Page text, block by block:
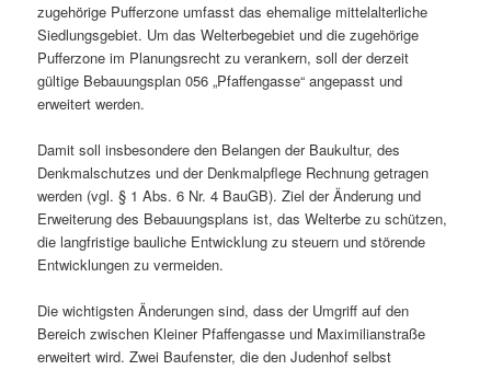
zugehörige Pufferzone umfasst das ehemalige mittelalterliche
Siedlungsgebiet. Um das Welterbegebiet und die zugehörige
Pufferzone im Planungsrecht zu verankern, soll der derzeit
gültige Bebauungsplan 056 „Pfaffengasse“ angepasst und
erweitert werden.
Damit soll insbesondere den Belangen der Baukultur, des
Denkmalschutzes und der Denkmalpflege Rechnung getragen
werden (vgl. § 1 Abs. 6 Nr. 4 BauGB). Ziel der Änderung und
Erweiterung des Bebauungsplans ist, das Welterbe zu schützen,
die langfristige bauliche Entwicklung zu steuern und störende
Entwicklungen zu vermeiden.
Die wichtigsten Änderungen sind, dass der Umgriff auf den
Bereich zwischen Kleiner Pfaffengasse und Maximilianstraße
erweitert wird. Zwei Baufenster, die den Judenhof selbst